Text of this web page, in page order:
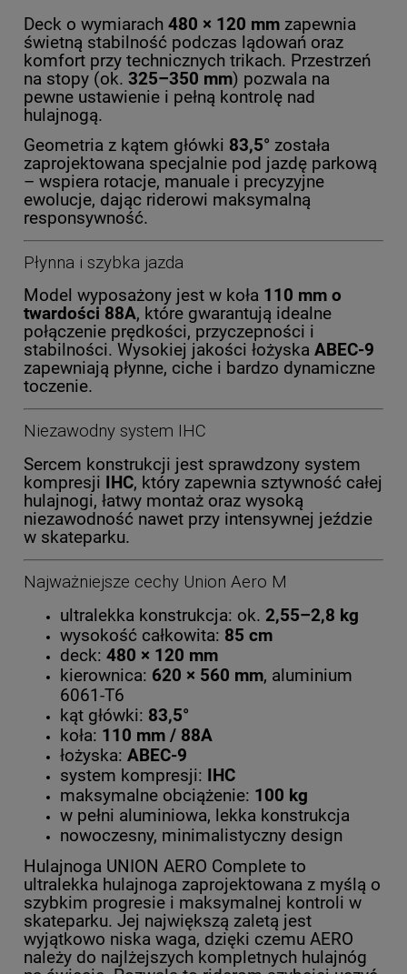
Deck o wymiarach 480 × 120 mm zapewnia
świetną stabilność podczas lądowań oraz
komfort przy technicznych trikach. Przestrzeń
na stopy (ok. 325–350 mm) pozwala na
pewne ustawienie i pełną kontrolę nad
hulajnogą.
Geometria z kątem główki 83,5° została
zaprojektowana specjalnie pod jazdę parkową
– wspiera rotacje, manuale i precyzyjne
ewolucje, dając riderowi maksymalną
responsywność.
Płynna i szybka jazda
Model wyposażony jest w koła 110 mm o
twardości 88A, które gwarantują idealne
połączenie prędkości, przyczepności i
stabilności. Wysokiej jakości łożyska ABEC-9
zapewniają płynne, ciche i bardzo dynamiczne
toczenie.
Niezawodny system IHC
Sercem konstrukcji jest sprawdzony system
kompresji
IHC, który zapewnia sztywność całej
hulajnogi, łatwy montaż oraz wysoką
niezawodność nawet przy intensywnej jeździe
w skateparku.
Najważniejsze cechy Union Aero M
ultralekka konstrukcja: ok. 2,55–2,8 kg
wysokość całkowita: 85 cm
deck: 480 × 120 mm
kierownica: 620 × 560 mm, aluminium
6061-T6
kąt główki: 83,5°
koła: 110 mm / 88A
łożyska: ABEC-9
system kompresji: IHC
maksymalne obciążenie: 100 kg
w pełni aluminiowa, lekka konstrukcja
nowoczesny, minimalistyczny design
Hulajnoga UNION AERO Complete to
ultralekka hulajnoga zaprojektowana z myślą o
szybkim progresie i maksymalnej kontroli w
skateparku. Jej największą zaletą jest
wyjątkowo niska waga, dzięki czemu AERO
należy do najlżejszych kompletnych hulajnóg